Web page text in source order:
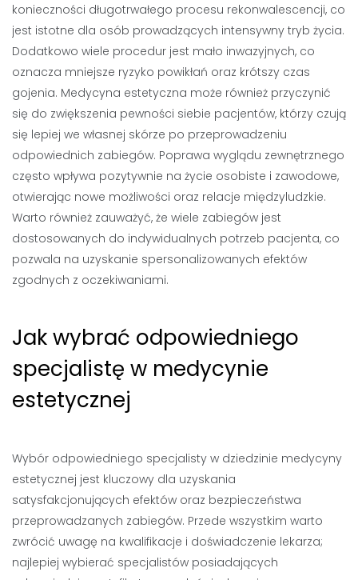
konieczności długotrwałego procesu rekonwalescencji, co
jest istotne dla osób prowadzących intensywny tryb życia.
Dodatkowo wiele procedur jest mało inwazyjnych, co
oznacza mniejsze ryzyko powikłań oraz krótszy czas
gojenia. Medycyna estetyczna może również przyczynić
się do zwiększenia pewności siebie pacjentów, którzy czują
się lepiej we własnej skórze po przeprowadzeniu
odpowiednich zabiegów. Poprawa wyglądu zewnętrznego
często wpływa pozytywnie na życie osobiste i zawodowe,
otwierając nowe możliwości oraz relacje międzyludzkie.
Warto również zauważyć, że wiele zabiegów jest
dostosowanych do indywidualnych potrzeb pacjenta, co
pozwala na uzyskanie spersonalizowanych efektów
zgodnych z oczekiwaniami.
Jak wybrać odpowiedniego
specjalistę w medycynie
estetycznej
Wybór odpowiedniego specjalisty w dziedzinie medycyny
estetycznej jest kluczowy dla uzyskania
satysfakcjonujących efektów oraz bezpieczeństwa
przeprowadzanych zabiegów. Przede wszystkim warto
zwrócić uwagę na kwalifikacje i doświadczenie lekarza;
najlepiej wybierać specjalistów posiadających